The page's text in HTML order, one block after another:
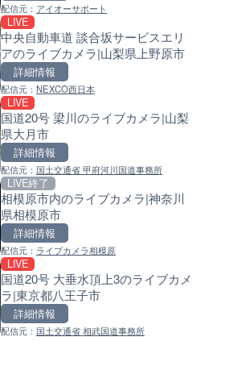
配信元： アイオーサポート
LIVE
中央自動車道 談合坂サービスエリ
アのライブカメラ|山梨県上野原市
詳細情報
配信元： NEXCO西日本
LIVE
国道20号 梁川のライブカメラ|山梨
県大月市
詳細情報
配信元： 国土交通省 甲府河川国道事務所
LIVE終了
相模原市内のライブカメラ|神奈川
県相模原市
詳細情報
配信元： ライブカメラ相模原
LIVE
国道20号 大垂水頂上3のライブカメ
ラ|東京都八王子市
詳細情報
配信元： 国土交通省 相武国道事務所
配信元：
国道406号 菅平のライブカメ
野県上田市
配信元：
ごろごろ茶屋のライブカメラ|
配信元：天川村役場
淡路島モンキーセンターのラ
配信元：
錦川 錦帯橋(錦帯橋のう飼乗
ライブカメラ|山口県岩国市
配信元：アイ・キャン制作G
配信元：
常呂川 鹿ノ子ダムのライブカ
北海道置戸町
配信元：
天塩川 岩尾内ダムのライブカ
配信元：国土交通省 北海道開発局
東京都品川区南大井のライブ
配信元：
道の駅さがのせきのライブカ
大分県大分市
配信元：道の駅さがのせきPPカム